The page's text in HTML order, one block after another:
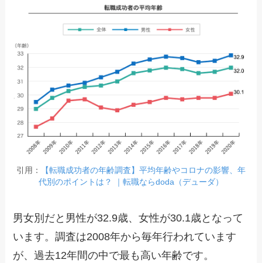
引用：
【転職成功者の年齢調査】平均年齢やコロナの影響、年
代別のポイントは？ ｜転職ならdoda（デューダ）
男女別だと男性が32.9歳、女性が30.1歳となって
います。調査は2008年から毎年行われています
が、過去12年間の中で最も高い年齢です。